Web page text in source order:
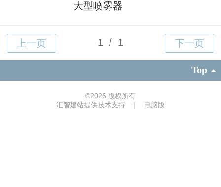
大型喷雾器
Top
©2026 版权所有
汇智建站提供技术支持
| 电脑版